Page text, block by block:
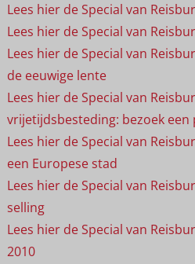
Lees hier de Special van
Lees hier de Special van
Lees hier de Special van
de eeuwige lente
Lees hier de Special van
vrijetijdsbesteding: bezoek
Lees hier de Special van
een Europese stad
Lees hier de Special van
selling
Lees hier de Special van
2010